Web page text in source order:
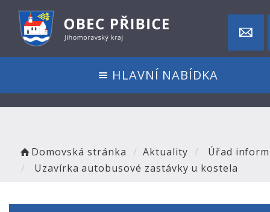
HLAVNÍ NABÍDKA
Domovská stránka Aktuality
Úřad
Uzavírka autobusové zastávky u kostela